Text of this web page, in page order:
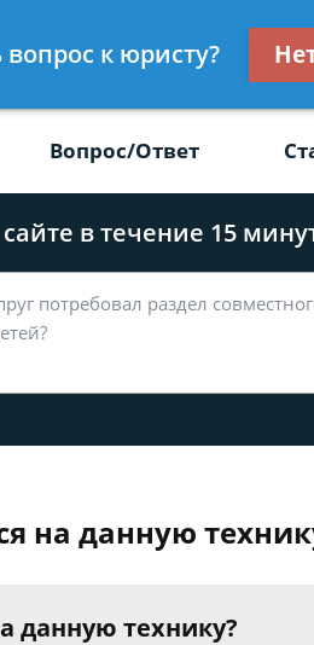
Вопрос/Ответ
в течение 15
на данную
данную технику?
вопрос к юристу?